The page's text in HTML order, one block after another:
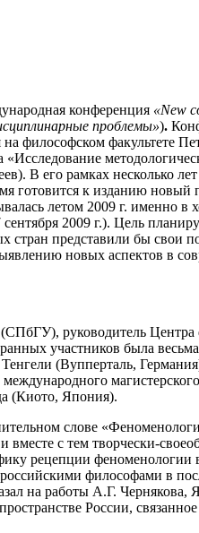
конференция «New
проблемы»).
философском факультете
«Исследование
В его рамках несколько
готовится к изданию
летом 2009 г. именно
2009 г.). Цель
стран представили бы
новых аспектов в
(СПбГУ), руководитель
участников была
(Вупперталь,
(Киото, Япония).
слове
с тем творчески-
рецепции феноменологии
философами в
на работы А.Г.
России,